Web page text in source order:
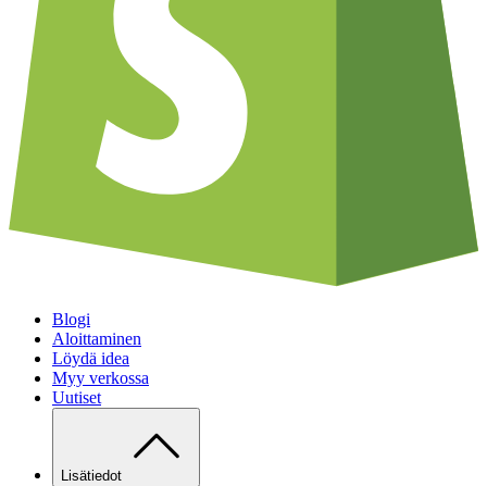
Blogi
Aloittaminen
Löydä idea
Myy verkossa
Uutiset
Lisätiedot